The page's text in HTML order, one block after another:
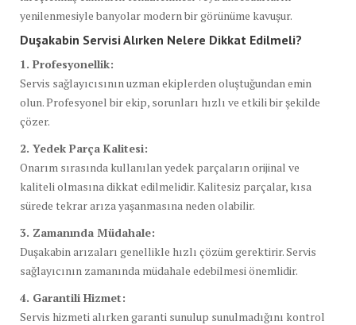
yenilenmesiyle banyolar modern bir görünüme kavuşur.
Duşakabin Servisi Alırken Nelere Dikkat Edilmeli?
1. Profesyonellik:
Servis sağlayıcısının uzman ekiplerden oluştuğundan emin
olun. Profesyonel bir ekip, sorunları hızlı ve etkili bir şekilde
çözer.
2. Yedek Parça Kalitesi:
Onarım sırasında kullanılan yedek parçaların orijinal ve
kaliteli olmasına dikkat edilmelidir. Kalitesiz parçalar, kısa
sürede tekrar arıza yaşanmasına neden olabilir.
3. Zamanında Müdahale:
Duşakabin arızaları genellikle hızlı çözüm gerektirir. Servis
sağlayıcının zamanında müdahale edebilmesi önemlidir.
4. Garantili Hizmet:
Servis hizmeti alırken garanti sunulup sunulmadığını kontrol